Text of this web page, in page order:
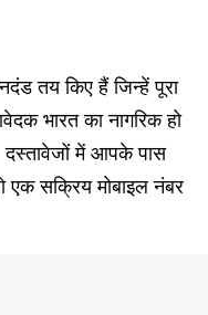
तय किए हैं जिन्हें पूरा
भारत का नागरिक हो
में आपके पास
एक सक्रिय मोबाइल नंबर